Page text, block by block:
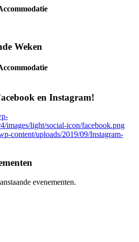
Weken
en Instagram!
evenementen.